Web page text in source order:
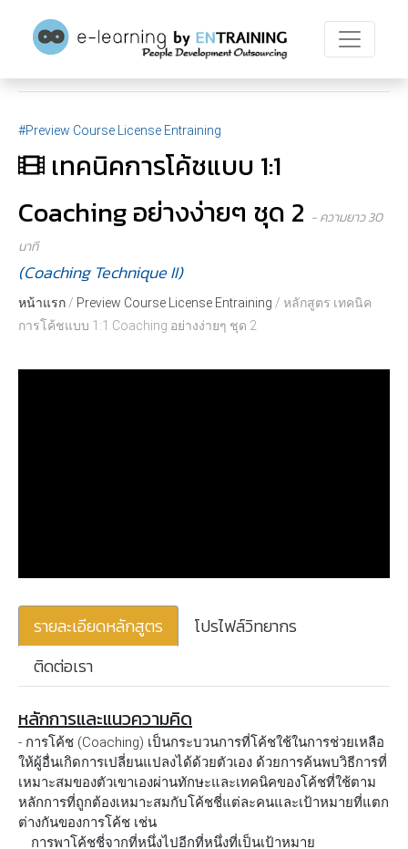
#Preview Course License Entraining
เทคนิคการโค้ชแบบ 1:1
Coaching อย่างง่ายๆ ชุด 2 - ความยาว 30
นาที
(Coaching Technique II)
หน้าแรก / Preview Course License Entraining
การโค้ชแบบ 1:1 Coaching อย่างง่ายๆ ชุด 2
รายละเอียดหลักสูตร
โปรไฟล์วิทยากร
ติดต่อเรา
หลักการและแนวความคิด
- การโค้ช (Coaching) เป็นกระบวนการที่โค้ชใช้ในการช่วยเหลือ
ให้ผู้อื่นเกิดการเปลี่ยนแปลงได้ด้วยตัวเอง ด้วยการค้นพบวิธีการที่
เหมาะสมของตัวเขาเองผ่านทักษะและเทคนิคของโค้ชที่ใช้ตาม
หลักการที่ถูกต้องเหมาะสมกับโค้ชชี่แต่ละคนและเป้าหมายที่แตก
ต่างกันของการโค้ช เช่น
การพาโค้ชชี่จากที่หนึ่งไปอีกที่หนึ่งที่เป็นเป้าหมาย